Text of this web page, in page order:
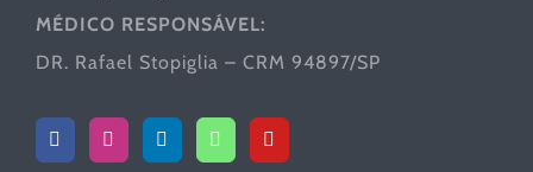
MÉDICO RESPONSÁVEL:
DR. Rafael Stopiglia – CRM 94897/SP